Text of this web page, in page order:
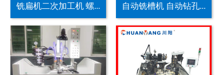
铣扁机二次加工机 螺... 自动铣槽机 自动钻孔...